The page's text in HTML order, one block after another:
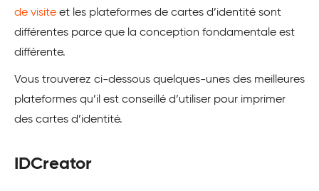
de visite et les plateformes de cartes d’identité sont
différentes parce que la conception fondamentale est
différente.
Vous trouverez ci-dessous quelques-unes des meilleures
plateformes qu’il est conseillé d’utiliser pour imprimer
des cartes d’identité.
IDCreator